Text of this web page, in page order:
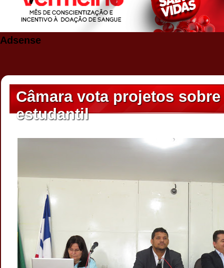
Adsense
Câmara vota projetos
estudantil